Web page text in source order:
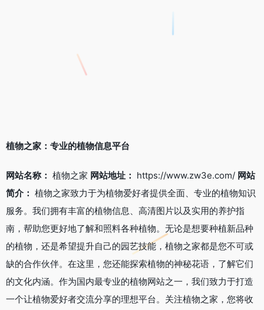
植物之家：专业的植物信息平台
网站名称： 植物之家 网站地址： https://www.zw3e.com/ 网站
简介： 植物之家致力于为植物爱好者提供全面、专业的植物知识
服务。我们拥有丰富的植物信息、高清图片以及实用的养护指
南，帮助您更好地了解和照料各种植物。无论是想要种植新品种
的植物，还是希望提升自己的园艺技能，植物之家都是您不可或
缺的合作伙伴。在这里，您还能探索植物的神秘花语，了解它们
的文化内涵。作为国内最专业的植物网站之一，我们致力于打造
一个让植物爱好者交流分享的理想平台。关注植物之家，您将收